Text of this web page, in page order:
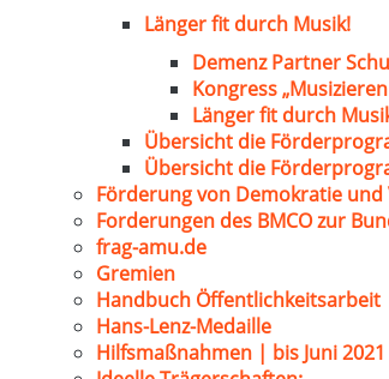
Länger fit durch Musik!
Demenz Partner
Kongress
Länger fit durch
Übersicht die
Übersicht die
Förderung von Demokratie
Forderungen des BMCO zur
frag-amu.de
Gremien
Handbuch Öffentlichkeitsarbeit
Hans-Lenz-Medaille
Hilfsmaßnahmen | bis Juni 2021